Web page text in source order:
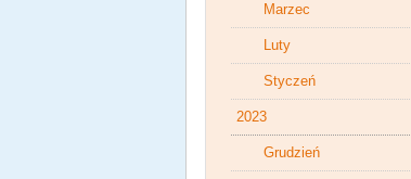
Marzec
Luty
Styczeń
2023
Grudzień